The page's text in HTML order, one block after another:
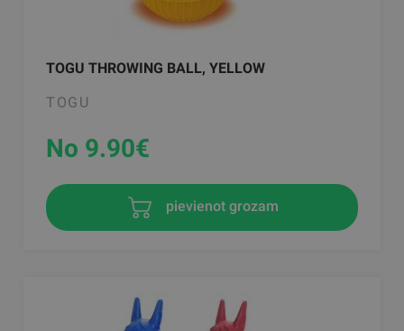
TOGU THROWING BALL, YELLOW
TOGU
No 9.90€
pievienot grozam